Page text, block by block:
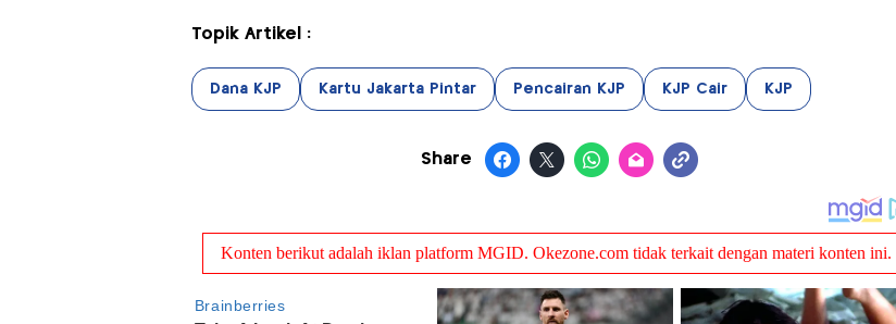
Topik Artikel :
Dana KJP Kartu Jakarta Pintar Pencairan KJP KJP Cair KJP
Share